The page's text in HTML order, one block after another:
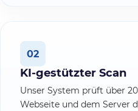
02
KI-gestützter Scan
Unser System prüft über
Webseite und dem Server